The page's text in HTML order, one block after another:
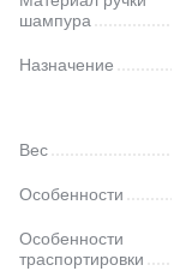
шампура
Назначение
Вес
Особенности
Особенности
траспортировки